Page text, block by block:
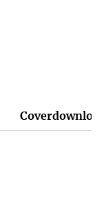
Coverdownload